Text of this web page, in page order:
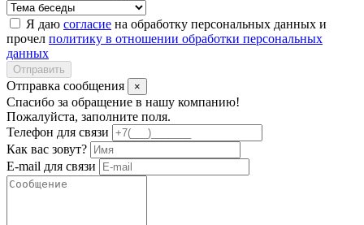
Я даю согласие на обработку персональных данных и
прочел политику в отношении обработки персональных
данных
Отправить
Отправка сообщения ×
Спасибо за обращение в нашу компанию!
Пожалуйста, заполните поля.
Телефон для связи
Как вас зовут?
E-mail для связи